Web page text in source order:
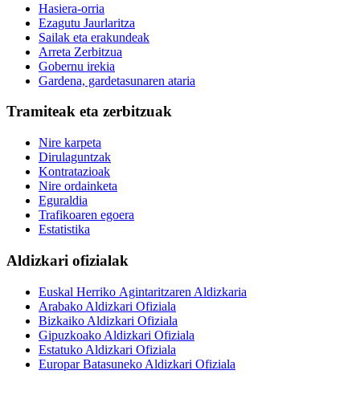
Hasiera-orria
Ezagutu Jaurlaritza
Sailak eta erakundeak
Arreta Zerbitzua
Gobernu irekia
Gardena, gardetasunaren ataria
Tramiteak eta zerbitzuak
Nire karpeta
Dirulaguntzak
Kontratazioak
Nire ordainketa
Eguraldia
Trafikoaren egoera
Estatistika
Aldizkari ofizialak
Euskal Herriko Agintaritzaren Aldizkaria
Arabako Aldizkari Ofiziala
Bizkaiko Aldizkari Ofiziala
Gipuzkoako Aldizkari Ofiziala
Estatuko Aldizkari Ofiziala
Europar Batasuneko Aldizkari Ofiziala